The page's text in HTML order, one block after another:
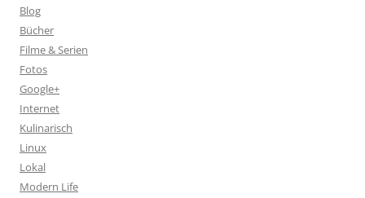
Blog
Bücher
Filme & Serien
Fotos
Google+
Internet
Kulinarisch
Linux
Lokal
Modern Life